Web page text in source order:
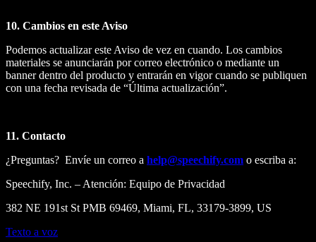
10. Cambios en este Aviso
Podemos actualizar este Aviso de vez en cuando. Los cambios
materiales se anunciarán por correo electrónico o mediante un
banner dentro del producto y entrarán en vigor cuando se publiquen
con una fecha revisada de “Última actualización”.
11. Contacto
¿Preguntas? Envíe un correo a help@speechify.com o escriba a:
Speechify, Inc. – Atención: Equipo de Privacidad
382 NE 191st St PMB 69469, Miami, FL, 33179-3899, US
Texto a voz